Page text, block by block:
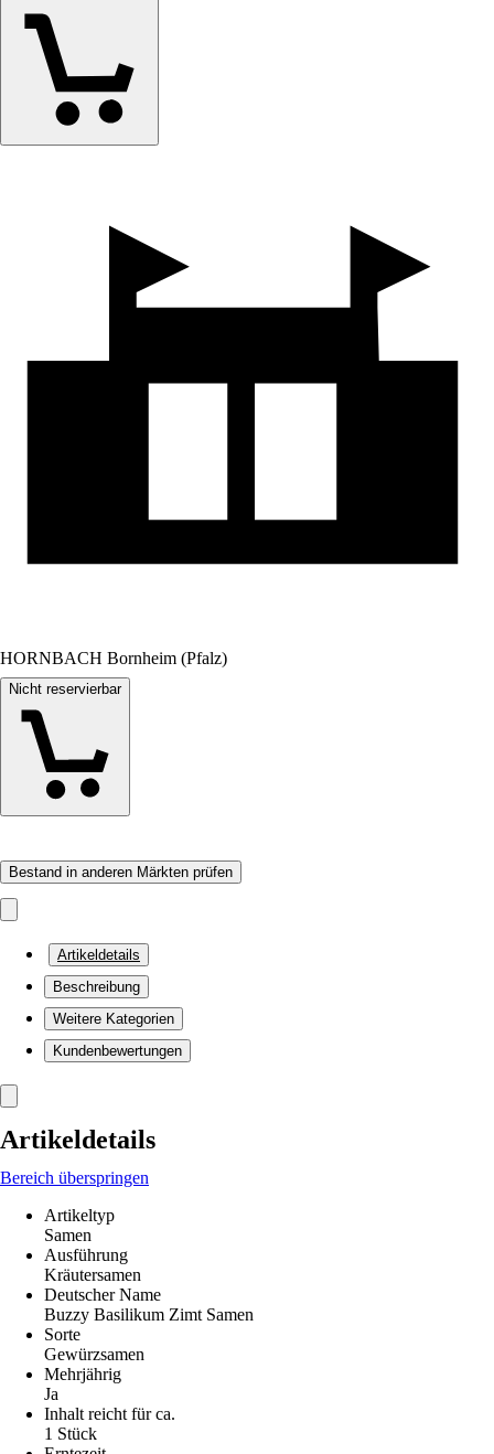
HORNBACH Bornheim (Pfalz)
Nicht reservierbar
Bestand in anderen Märkten prüfen
Artikeldetails
Beschreibung
Weitere Kategorien
Kundenbewertungen
Artikeldetails
Bereich überspringen
Artikeltyp
Samen
Ausführung
Kräutersamen
Deutscher Name
Buzzy Basilikum Zimt Samen
Sorte
Gewürzsamen
Mehrjährig
Ja
Inhalt reicht für ca.
1 Stück